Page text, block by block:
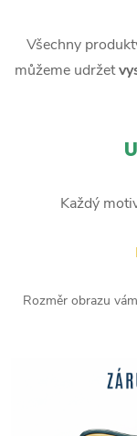
Všechny
můžeme udržet
Každý
Rozměr obrazu